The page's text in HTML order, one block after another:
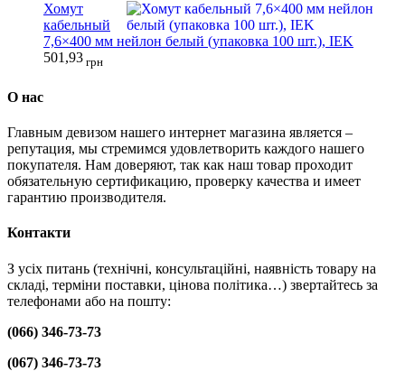
Хомут
кабельный
7,6×400 мм нейлон белый (упаковка 100 шт.), IEK
501,93 грн
О нас
Главным девизом нашего интернет магазина является –
репутация, мы стремимся удовлетворить каждого нашего
покупателя. Нам доверяют, так как наш товар проходит
обязательную сертификацию, проверку качества и имеет
гарантию производителя.
Контакти
З усіх питань (технічні, консультаційні, наявність товару на
складі, терміни поставки, цінова політика…) звертайтесь за
телефонами або на пошту:
(066) 346-73-73
(067) 346-73-73